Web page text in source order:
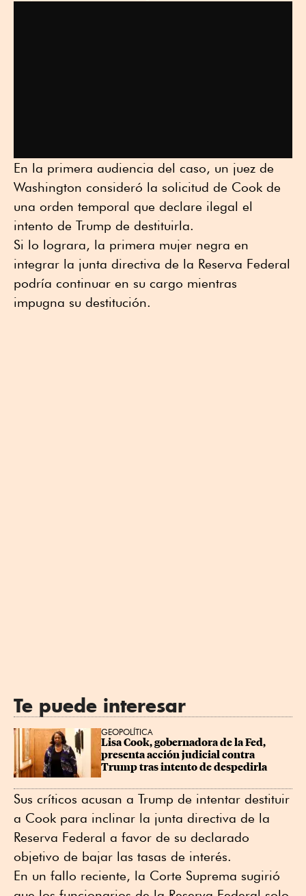
En la primera audiencia del caso, un juez de
Washington consideró la solicitud de Cook de
una orden temporal que declare ilegal el
intento de Trump de destituirla.
Si lo lograra, la primera mujer negra en
integrar la junta directiva de la Reserva Federal
podría continuar en su cargo mientras
impugna su destitución.
Te puede interesar
GEOPOLÍTICA
Lisa Cook, gobernadora de la Fed,
presenta acción judicial contra
Trump tras intento de despedirla
Sus críticos acusan a Trump de intentar destituir
a Cook para inclinar la junta directiva de la
Reserva Federal a favor de su declarado
objetivo de bajar las tasas de interés.
En un fallo reciente, la Corte Suprema sugirió